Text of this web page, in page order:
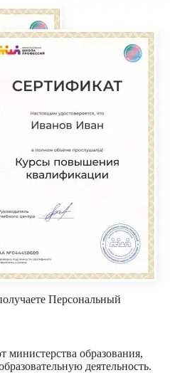
Персональный
министерства образования,
деятельность.